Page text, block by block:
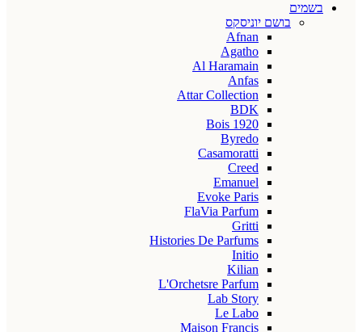
בשמים
בושם יוניסקס
Afnan
Agatho
Al Haramain
Anfas
Attar Collection
BDK
Bois 1920
Byredo
Casamoratti
Creed
Emanuel
Evoke Paris
FlaVia Parfum
Gritti
Histories De Parfums
Initio
Kilian
L'Orchetsre Parfum
Lab Story
Le Labo
Maison Francis